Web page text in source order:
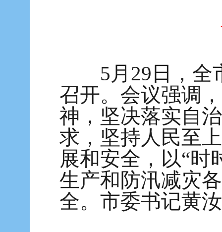
5月29日，全市
召开。会议强调
神，坚决落实自
求，坚持人民至
展和安全，以“时
生产和防汛减灾
全。市委书记黄